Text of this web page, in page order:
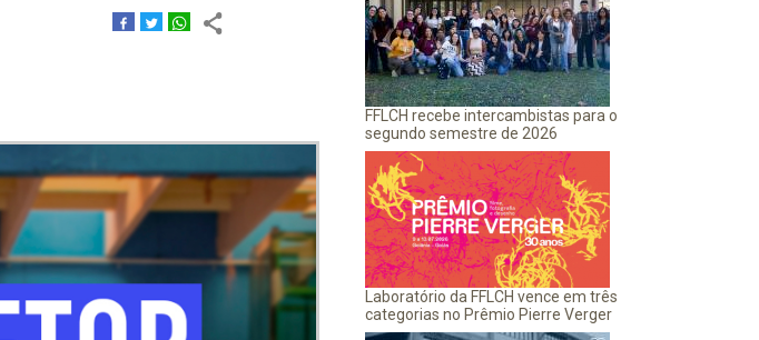
FFLCH recebe intercambistas para o
segundo semestre de 2026
Laboratório da FFLCH vence em três
categorias no Prêmio Pierre Verger